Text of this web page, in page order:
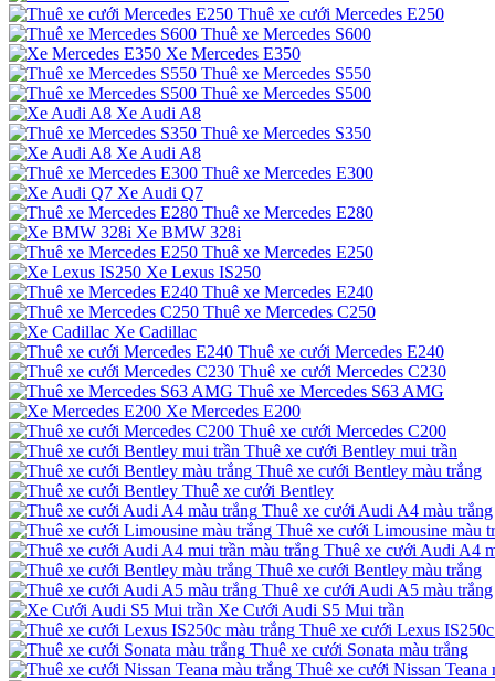
Thuê xe cưới Mercedes E250
Thuê xe Mercedes S600
Xe Mercedes E350
Thuê xe Mercedes S550
Thuê xe Mercedes S500
Xe Audi A8
Thuê xe Mercedes S350
Xe Audi A8
Thuê xe Mercedes E300
Xe Audi Q7
Thuê xe Mercedes E280
Xe BMW 328i
Thuê xe Mercedes E250
Xe Lexus IS250
Thuê xe Mercedes E240
Thuê xe Mercedes C250
Xe Cadillac
Thuê xe cưới Mercedes E240
Thuê xe cưới Mercedes C230
Thuê xe Mercedes S63 AMG
Xe Mercedes E200
Thuê xe cưới Mercedes C200
Thuê xe cưới Bentley mui trần
Thuê xe cưới Bentley màu trắng
Thuê xe cưới Bentley
Thuê xe cưới Audi A4 màu trắng
Thuê xe cưới Limousine màu
Thuê xe cưới Audi A4
Thuê xe cưới Bentley màu trắng
Thuê xe cưới Audi A5 màu trắng
Xe Cưới Audi S5 Mui trần
Thuê xe cưới Lexus
Thuê xe cưới Sonata màu trắng
Thuê xe cưới Nissan Teana